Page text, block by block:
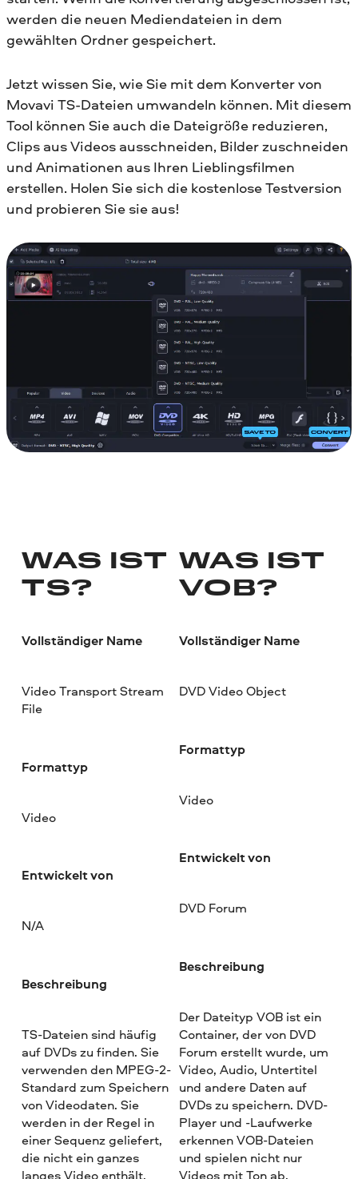
werden die neuen Mediendateien in dem
gewählten Ordner gespeichert.
Jetzt wissen Sie, wie Sie mit dem Konverter von
Movavi TS-Dateien umwandeln können. Mit diesem
Tool können Sie auch die Dateigröße reduzieren,
Clips aus Videos ausschneiden, Bilder zuschneiden
und Animationen aus Ihren Lieblingsfilmen
erstellen. Holen Sie sich die kostenlose Testversion
und probieren Sie sie aus!
WAS IST
TS?
Vollständiger Name
Video Transport Stream
File
Formattyp
Video
Entwickelt von
N/A
Beschreibung
TS-Dateien sind häufig
auf DVDs zu finden. Sie
verwenden den MPEG-2-
Standard zum Speichern
von Videodaten. Sie
werden in der Regel in
einer Sequenz geliefert,
die nicht ein ganzes
langes Video enthält,
WAS IST
VOB?
Vollständiger Name
DVD Video Object
Formattyp
Video
Entwickelt von
DVD Forum
Beschreibung
Der Dateityp VOB ist ein
Container, der von DVD
Forum erstellt wurde, um
Video, Audio, Untertitel
und andere Daten auf
DVDs zu speichern. DVD-
Player und -Laufwerke
erkennen VOB-Dateien
und spielen nicht nur
Videos mit Ton ab,